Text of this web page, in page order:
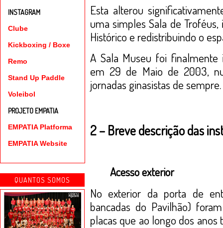
INSTAGRAM
Clube
Kickboxing / Boxe
Remo
Stand Up Paddle
Voleibol
PROJETO EMPATIA
EMPATIA Platforma
EMPATIA Website
QUANTOS SOMOS
Esta alterou
uma simples Sala de
Histórico e redistribuindo o
A Sala Museu foi finalmente
em 29 de Maio de 2003,
jornadas ginasistas de sempre.
2 – Breve descrição das
Acesso exterior
No exterior da porta de
bancadas do Pavilhão)
placas que ao longo dos